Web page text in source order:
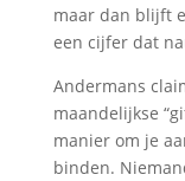
maar dan blijft
een cijfer dat
Andermans
maandelijkse
manier om je
binden.